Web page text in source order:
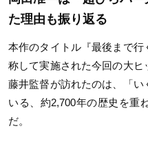
た理由も振り返る
本作のタイトル『最後まで行
称して実施された今回の大ヒ
藤井監督が訪れたのは、「
いる、約2,700年の歴史を重
だ。